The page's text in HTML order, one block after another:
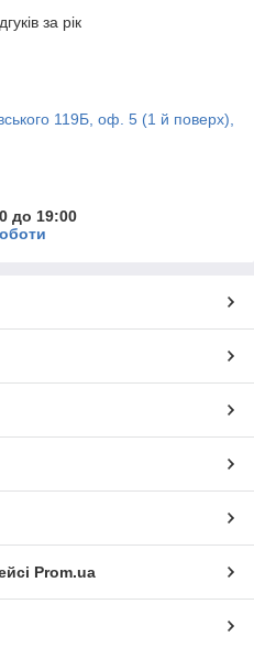
за рік
119Б, оф. 5 (1 й поверх),
до 19:00
Prom.ua